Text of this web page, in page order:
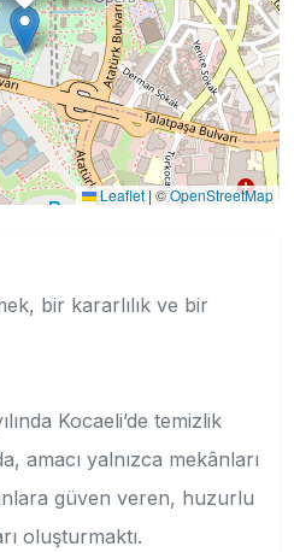
Leaflet | ©OpenStreetMap
bir kararlılık ve bir
Kocaeli’de temizlik
amacı yalnızca mekânları
güven veren, huzurlu
oluşturmaktı.